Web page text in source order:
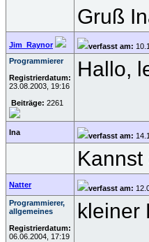
Gruß
Jim_Raynor verfasst am:
Programmierer
Registrierdatum:
23.08.2003, 19:16
Beiträge: 2261
Hallo,
Ina verfasst am:
Natter verfasst am:
Programmierer,
allgemeines
Registrierdatum:
06.06.2004, 17:19
kleiner